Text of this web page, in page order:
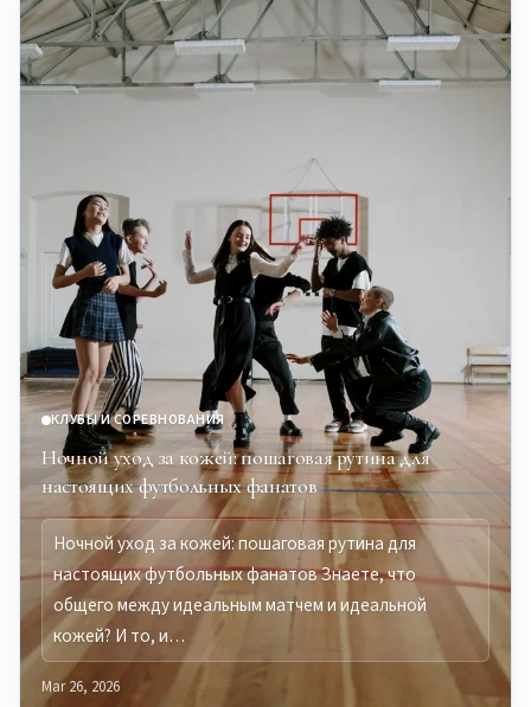
КЛУБЫ И СОРЕВНОВАНИЯ
Ночной уход за кожей: пошаговая рутина для
настоящих футбольных фанатов
Ночной уход за кожей: пошаговая рутина для
настоящих футбольных фанатов Знаете, что
общего между идеальным матчем и идеальной
кожей? И то, и…
Mar 26, 2026